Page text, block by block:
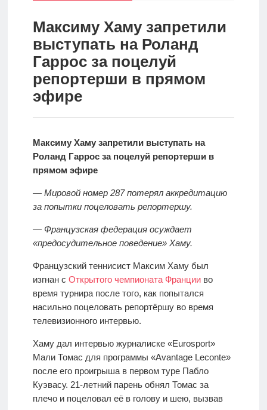
Новости
Школа
Прогнозы
Мисс
спорт
Новости
Максиму Хаму запретили
выступать на Роланд
Гаррос за поцелуй
репортерши в прямом
эфире
Максиму Хаму запретили выступать на
Роланд Гаррос за поцелуй репортерши в
прямом эфире
— Мировой номер 287 потерял аккредитацию
за попытки поцеловать репортершу.
— Французская федерация осуждает
«предосудительное поведение» Хаму.
Французский теннисист Максим Хаму был
изгнан с Открытого чемпионата Францииво
время турнира после того, как попытался
насильно поцеловать репортёршу во время
телевизионного интервью.
Хаму дал интервью журналиске «Eurosport»
Мали Томас для программы «Avantage Leconte»
после его проигрыша в первом туре Пабло
Куэвасу. 21-летний парень обнял Томас за
плечо и поцеловал её в голову и шею, вызвав